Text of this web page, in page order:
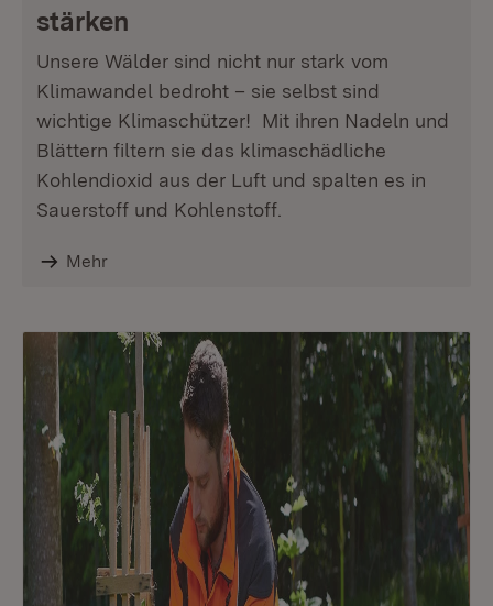
stärken
Unsere Wälder sind nicht nur stark vom
Klimawandel bedroht – sie selbst sind
wichtige Klimaschützer! Mit ihren Nadeln und
Blättern filtern sie das klimaschädliche
Kohlendioxid aus der Luft und spalten es in
Sauerstoff und Kohlenstoff.
Mehr